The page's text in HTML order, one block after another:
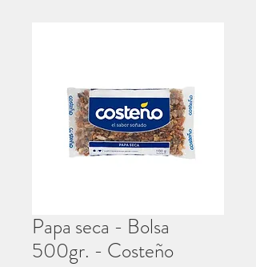
Papa seca - Bolsa
500gr. - Costeño